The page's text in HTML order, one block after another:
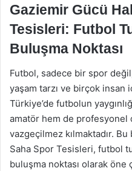
Gaziemir Gücü
Tesisleri: Futbol
Buluşma Noktası
Futbol, sadece bir spor
yaşam tarzı ve birçok
Türkiye’de futbolun
amatör hem de
vazgeçilmez kılmaktadır.
Saha Spor Tesisleri, futbol
buluşma noktası olarak öne